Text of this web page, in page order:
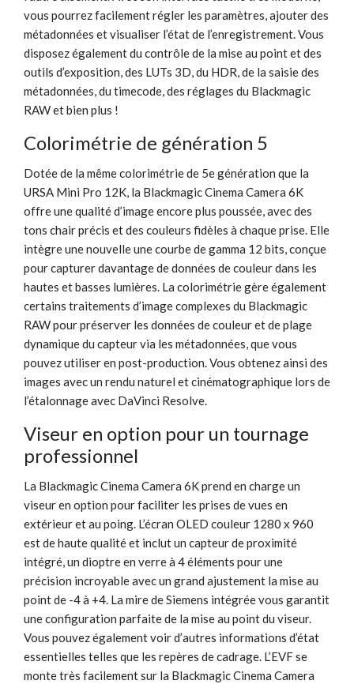
vous pourrez facilement régler les paramètres, ajouter des
métadonnées et visualiser l’état de l’enregistrement. Vous
disposez également du contrôle de la mise au point et des
outils d’exposition, des LUTs 3D, du HDR, de la saisie des
métadonnées, du timecode, des réglages du Blackmagic
RAW et bien plus !
Colorimétrie de génération 5
Dotée de la même colorimétrie de 5e génération que la
URSA Mini Pro 12K, la Blackmagic Cinema Camera 6K
offre une qualité d’image encore plus poussée, avec des
tons chair précis et des couleurs fidèles à chaque prise. Elle
intègre une nouvelle une courbe de gamma 12 bits, conçue
pour capturer davantage de données de couleur dans les
hautes et basses lumières. La colorimétrie gère également
certains traitements d’image complexes du Blackmagic
RAW pour préserver les données de couleur et de plage
dynamique du capteur via les métadonnées, que vous
pouvez utiliser en post-production. Vous obtenez ainsi des
images avec un rendu naturel et cinématographique lors de
l’étalonnage avec DaVinci Resolve.
Viseur en option pour un tournage
professionnel
La Blackmagic Cinema Camera 6K prend en charge un
viseur en option pour faciliter les prises de vues en
extérieur et au poing. L’écran OLED couleur 1280 x 960
est de haute qualité et inclut un capteur de proximité
intégré, un dioptre en verre à 4 éléments pour une
précision incroyable avec un grand ajustement la mise au
point de -4 à +4. La mire de Siemens intégrée vous garantit
une configuration parfaite de la mise au point du viseur.
Vous pouvez également voir d’autres informations d’état
essentielles telles que les repères de cadrage. L’EVF se
monte très facilement sur la Blackmagic Cinema Camera